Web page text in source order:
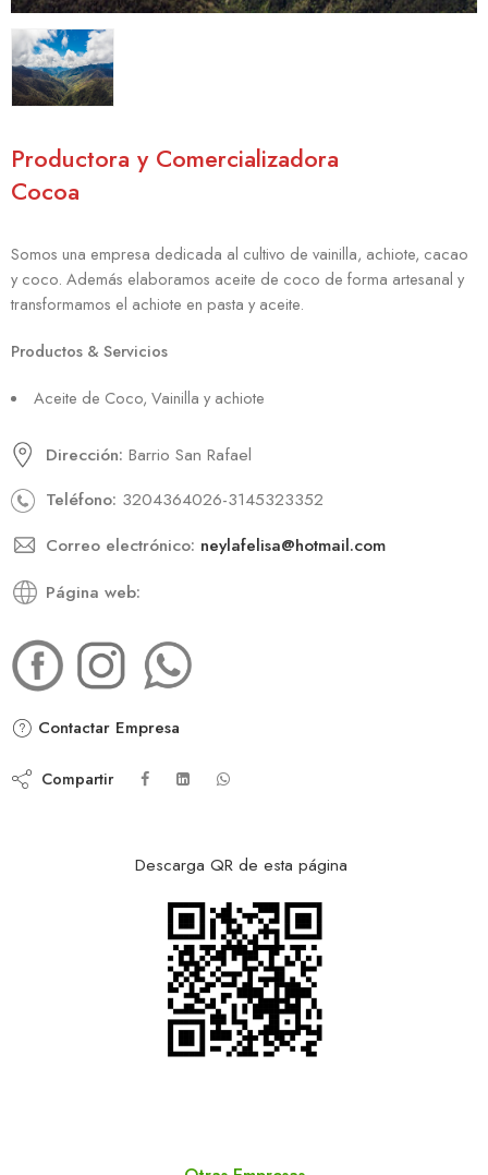
Productora y Comercializadora
Cocoa
Somos una empresa dedicada al cultivo de vainilla, achiote, cacao
y coco. Además elaboramos aceite de coco de forma artesanal y
transformamos el achiote en pasta y aceite.
Productos & Servicios
Aceite de Coco, Vainilla y achiote
Dirección: Barrio San Rafael
Teléfono: 3204364026-3145323352
Correo electrónico: neylafelisa@hotmail.com
Página web:
Contactar Empresa
Compartir
Descarga QR de esta página